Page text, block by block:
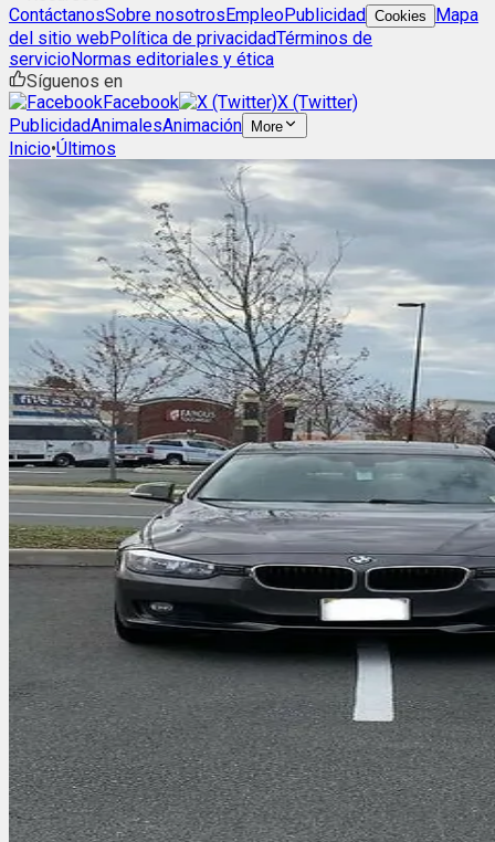
ContáctanosSobre nosotrosEmpleoPublicidad Cookies
Mapa
del sitio webPolítica de privacidadTérminos de
servicioNormas editoriales y ética
Síguenos en
Facebook
X (Twitter)
PublicidadAnimalesAnimación More
Inicio•Últimos